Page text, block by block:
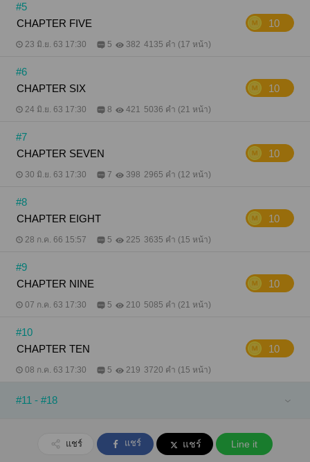
#5
CHAPTER FIVE
10
23 มิ.ย. 63 17:30 5 382 4135 คำ (17 หน้า)
#6
CHAPTER SIX
10
24 มิ.ย. 63 17:30 8 421 5036 คำ (21 หน้า)
#7
CHAPTER SEVEN
10
30 มิ.ย. 63 17:30 7 398 2965 คำ (12 หน้า)
#8
CHAPTER EIGHT
10
28 ก.ค. 66 15:57 5 225 3635 คำ (15 หน้า)
#9
CHAPTER NINE
10
07 ก.ค. 63 17:30 5 210 5085 คำ (21 หน้า)
#10
CHAPTER TEN
10
08 ก.ค. 63 17:30 5 219 3720 คำ (15 หน้า)
#11 - #18
แชร์ แชร์ แชร์ Line it